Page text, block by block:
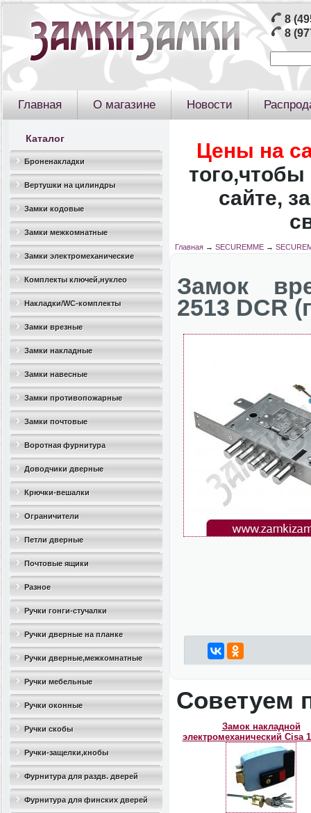
8
8
Главная О магазине Новости
Каталог
Броненакладки
Вертушки на цилиндры
Замки кодовые
Замки межкомнатные
Замки электромеханические
Комплекты ключей,нуклео
Накладки/WC-комплекты
Замки врезные
Замки накладные
Замки навесные
Замки противопожарные
Замки почтовые
Воротная фурнитура
Доводчики дверные
Крючки-вешалки
Ограничители
дверные(стопоры)
Петли дверные
Почтовые ящики
Разное
Ручки гонги-стучалки
Ручки дверные на планке
Ручки дверные,межкомнатные
Ручки мебельные
Ручки оконные
Ручки скобы
Ручки-защелки,кнобы
Фурнитура для раздв. дверей
Фурнитура для финских дверей
Цены на
того,чтобы
сайте,
Главная→ SECUREMME→
Замок
2513 DCR
Советуем
Замок накладной
электромеханический Cisa